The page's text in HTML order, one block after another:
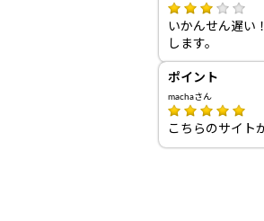
いかんせん遅い
します。
ポイント
machaさん
こちらのサイト